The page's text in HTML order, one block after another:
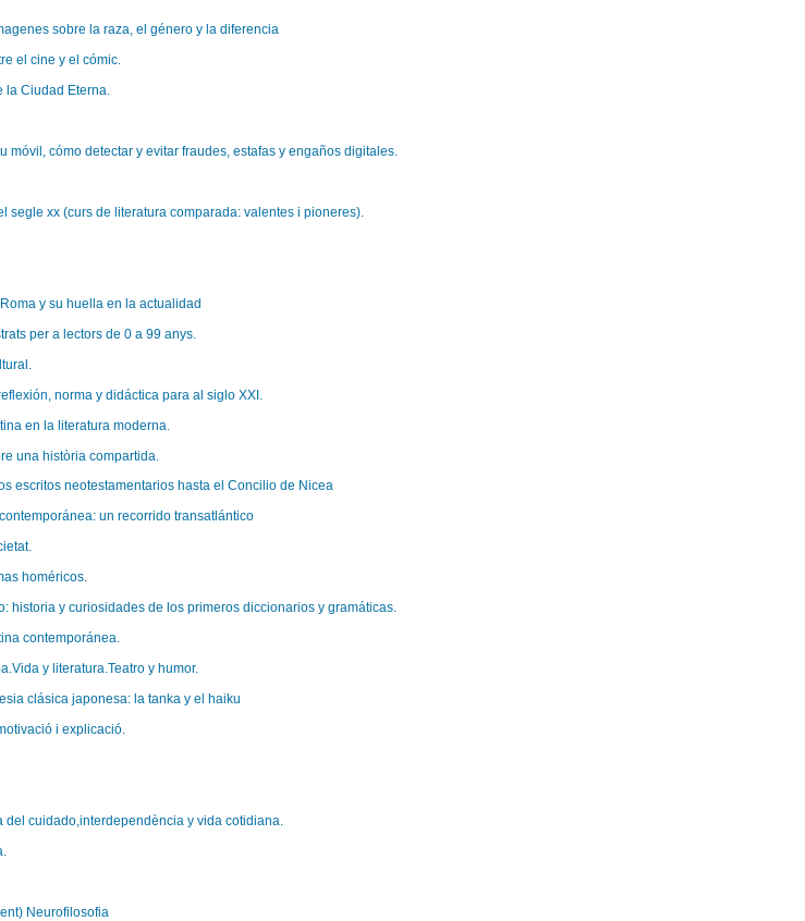
sobre la raza, el género y la diferencia
el cine y el cómic.
la Ciudad Eterna.
móvil, cómo detectar y evitar fraudes, estafas y engaños digitales.
segle xx (curs de literatura comparada: valentes i pioneres).
y su huella en la actualidad
per a lectors de 0 a 99 anys.
norma y didáctica para al siglo XXI.
en la literatura moderna.
una història compartida.
escritos neotestamentarios hasta el Concilio de Nicea
un recorrido transatlántico
homéricos.
historia y curiosidades de los primeros diccionarios y gramáticas.
contemporánea.
y literatura.Teatro y humor.
clásica japonesa: la tanka y el haiku
i explicació.
del cuidado,interdependència y vida cotidiana.
Neurofilosofia